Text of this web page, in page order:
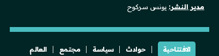
مدير النشر: يونس سركوح
الافتتاحية حوادث سياسة مجتمع
العالم